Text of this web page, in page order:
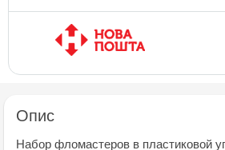
Опис
Набор фломастеров в пластиковой